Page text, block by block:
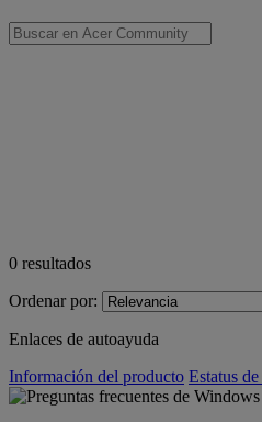
0 resultados
Ordenar por:
Enlaces de autoayuda
Información del producto Estatus